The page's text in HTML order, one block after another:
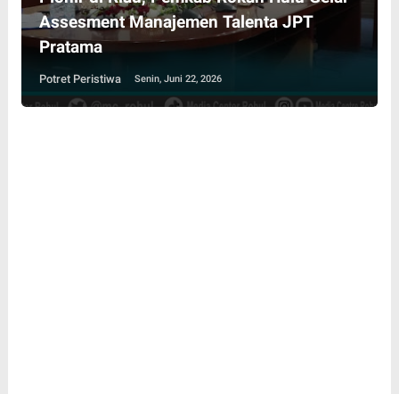
Assesment Manajemen Talenta JPT
Pratama
Potret Peristiwa Senin, Juni 22, 2026